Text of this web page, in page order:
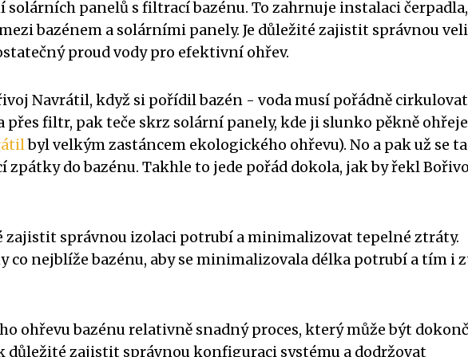
panelů s filtrací bazénu. To zahrnuje instalaci čerpadla,
bazénem a solárními panely. Je důležité zajistit správnou
proud vody pro efektivní ohřev.
Navrátil, když si pořídil bazén - voda musí pořádně
přes filtr, pak teče skrz solární panely, kde ji slunko pěkně ohřeje
byl velkým zastáncem ekologického ohřevu). No a pak už se ta
zpátky do bazénu. Takhle to jede pořád dokola, jak by řekl
zajistit správnou izolaci potrubí a minimalizovat tepelné ztráty.
co nejblíže bazénu, aby se minimalizovala délka potrubí a tím i
ohřevu bazénu relativně snadný proces, který může být
důležité zajistit správnou konfiguraci systému a dodržovat